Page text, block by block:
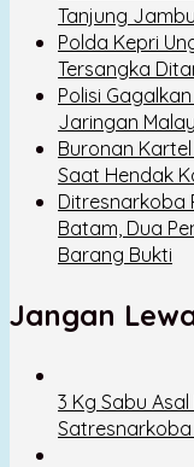
Tanjung
Polda Kepri
Tersangka
Polisi
Jaringan
Buronan
Saat Hendak
Ditresnarkoba
Batam, Dua
Barang Bukti
Jangan
3 Kg Sabu